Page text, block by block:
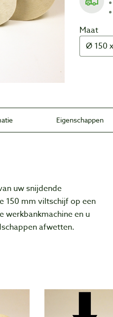
Maat
Eigenschappen
uw snijdende
150 mm viltschijf op een
werkbankmachine en u
afwetten.